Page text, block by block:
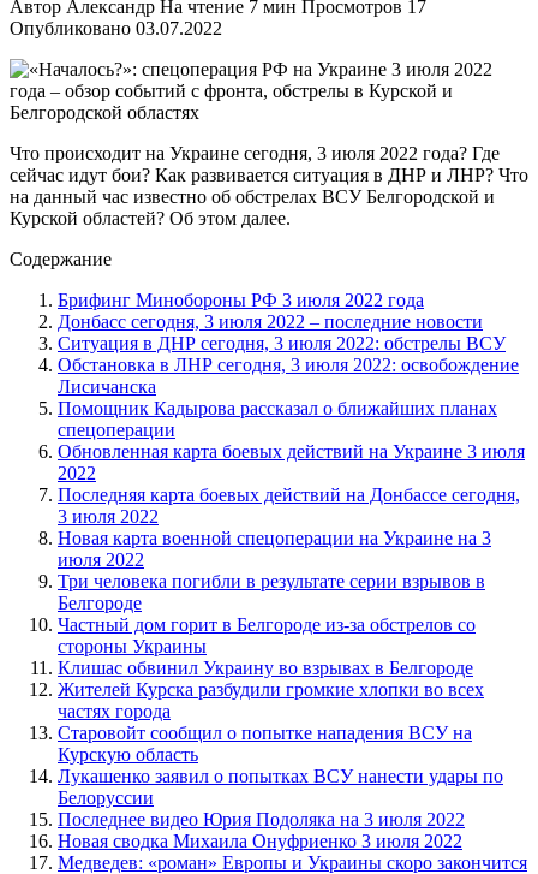
Автор Александр На чтение 7 мин Просмотров 17
Опубликовано 03.07.2022
Что происходит на Украине сегодня, 3 июля 2022 года? Где
сейчас идут бои? Как развивается ситуация в ДНР и ЛНР? Что
на данный час известно об обстрелах ВСУ Белгородской и
Курской областей? Об этом далее.
Содержание
Брифинг Минобороны РФ 3 июля 2022 года
Донбасс сегодня, 3 июля 2022 – последние новости
Ситуация в ДНР сегодня, 3 июля 2022: обстрелы ВСУ
Обстановка в ЛНР сегодня, 3 июля 2022: освобождение
Лисичанска
Помощник Кадырова рассказал о ближайших планах
спецоперации
Обновленная карта боевых действий на Украине 3 июля
2022
Последняя карта боевых действий на Донбассе сегодня,
3 июля 2022
Новая карта военной спецоперации на Украине на 3
июля 2022
Три человека погибли в результате серии взрывов в
Белгороде
Частный дом горит в Белгороде из-за обстрелов со
стороны Украины
Клишас обвинил Украину во взрывах в Белгороде
Жителей Курска разбудили громкие хлопки во всех
частях города
Старовойт сообщил о попытке нападения ВСУ на
Курскую область
Лукашенко заявил о попытках ВСУ нанести удары по
Белоруссии
Последнее видео Юрия Подоляка на 3 июля 2022
Новая сводка Михаила Онуфриенко 3 июля 2022
Медведев: «роман» Европы и Украины скоро закончится